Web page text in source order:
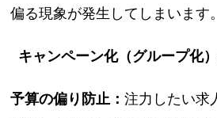
偏る現象が発生してしまいます。
キャンペーン化（グループ化
予算の偏り防止：注力したい求